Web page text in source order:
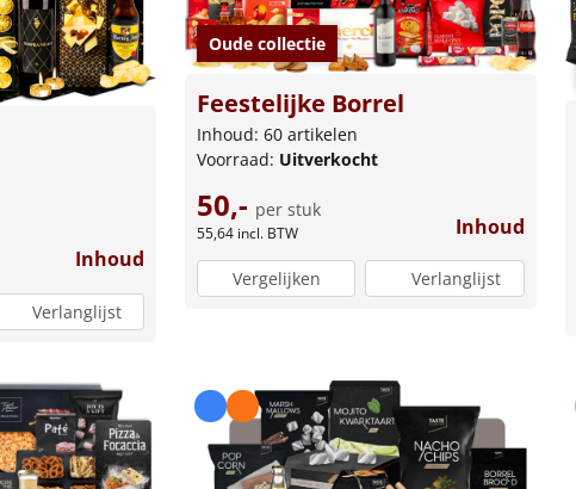
Inhoud
Verlanglijst
Oude collectie
Feestelijke Borrel
Inhoud: 60 artikelen
Voorraad: Uitverkocht
50,- per stuk
55,64 incl. BTW Inhoud
Vergelijken Verlanglijst